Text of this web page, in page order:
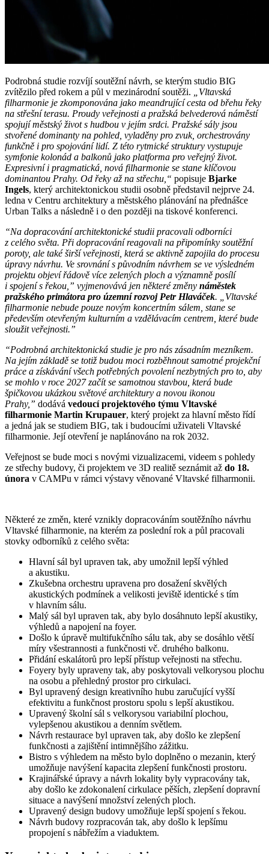
Podrobná studie rozvíjí soutěžní návrh, se kterým studio BIG
zvítězilo před rokem a půl v mezinárodní soutěži. „Vltavská
filharmonie je zkomponována jako meandrující cesta od břehu řeky
na střešní terasu. Proudy veřejnosti a pražská belvederová náměstí
spojují městský život s hudbou v jejím srdci. Pražské sály jsou
stvořené dominanty na pohled, vyladěny pro zvuk, orchestrovány
funkčně i pro spojování lidí. Z této rytmické struktury vystupuje
symfonie kolonád a balkonů jako platforma pro veřejný život.
Expresivní i pragmatická, nová filharmonie se stane klíčovou
dominantou Prahy. Od řeky až na střechu,“ popisuje Bjarke
Ingels, který architektonickou studii osobně představil nejprve 24.
ledna v Centru architektury a městského plánování na přednášce
Urban Talks a následně i o den později na tiskové konferenci.
“Na dopracování architektonické studii pracovali odborníci
z celého světa. Při dopracování reagovali na připomínky soutěžní
poroty, ale také širší veřejnosti, která se aktivně zapojila do procesu
úpravy návrhu. Ve srovnání s původním návrhem se ve výsledném
projektu objeví řádově více zelených ploch a významně posílí
i spojení s řekou,” vyjmenovává jen některé změny náměstek
pražského primátora pro územní rozvoj Petr Hlaváček. „Vltavské
filharmonie nebude pouze novým koncertním sálem, stane se
především otevřeným kulturním a vzdělávacím centrem, které bude
sloužit veřejnosti.”
“Podrobná architektonická studie je pro nás zásadním mezníkem.
Na jejím základě se totiž budou moci rozběhnout samotné projekční
práce a získávání všech potřebných povolení nezbytných pro to, aby
se mohlo v roce 2027 začít se samotnou stavbou, která bude
špičkovou ukázkou světové architektury a novou ikonou
Prahy,” dodává vedoucí projektového týmu Vltavské
filharmonie Martin Krupauer, který projekt za hlavní město řídí
a jedná jak se studiem BIG, tak i budoucími uživateli Vltavské
filharmonie. Její otevření je naplánováno na rok 2032.
Veřejnost se bude moci s novými vizualizacemi, videem s pohledy
ze střechy budovy, či projektem ve 3D realitě seznámit až do 18.
února v CAMPu v rámci výstavy věnované Vltavské filharmonii.
Některé ze změn, které vznikly dopracováním soutěžního návrhu
Vltavské filharmonie, na kterém za poslední rok a půl pracovali
stovky odborníků z celého světa:
Hlavní sál byl upraven tak, aby umožnil lepší výhled
a akustiku.
Zkušebna orchestru upravena pro dosažení skvělých
akustických podmínek a velikosti jeviště identické s tím
v hlavním sálu.
Malý sál byl upraven tak, aby bylo dosáhnuto lepší akustiky,
výhledů a napojení na foyer.
Došlo k úpravě multifukčního sálu tak, aby se dosáhlo větší
míry všestrannosti a funkčnosti vč. druhého balkonu.
Přidání eskalátorů pro lepší přístup veřejnosti na střechu.
Foyery byly upraveny tak, aby poskytovali velkorysou plochu
na osobu a přehledný prostor pro cirkulaci.
Byl upravený design kreativního hubu zaručující vyšší
efektivitu a funkčnost prostoru spolu s lepší akustikou.
Upravený školní sál s velkorysou variabilní plochou,
vylepšenou akustikou a denním světlem.
Návrh restaurace byl upraven tak, aby došlo ke zlepšení
funkčnosti a zajištění intimnějšího zážitku.
Bistro s výhledem na město bylo doplněno o mezanin, který
umožňuje navýšení kapacita zlepšení funkčnosti prostoru.
Krajinářské úpravy a návrh lokality byly vypracovány tak,
aby došlo ke zdokonalení cirkulace pěších, zlepšení dopravní
situace a navýšení množství zelených ploch.
Upravený design budovy umožňuje lepší spojení s řekou.
Návrh budovy rozpracován tak, aby došlo k lepšímu
propojení s nábřežím a viaduktem.